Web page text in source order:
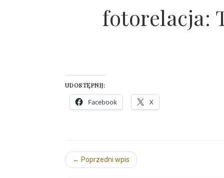
fotorelacja:
UDOSTĘPNIJ:
Facebook X
← Poprzedni wpis